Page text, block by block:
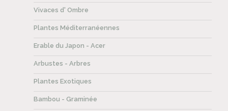
Vivaces d' Ombre
Plantes Méditerranéennes
Erable du Japon - Acer
Arbustes - Arbres
Plantes Exotiques
Bambou - Graminée